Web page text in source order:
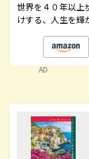
世界を４０年以上
けする、人生を輝
AD